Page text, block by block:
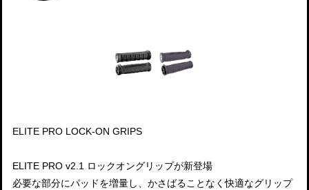
ELITE PRO LOCK-ON GRIPS
ELITE PRO v2.1 ロックオングリップが新登場
必要な部分にパッドを増量し、かさばることなく快適なグリップ